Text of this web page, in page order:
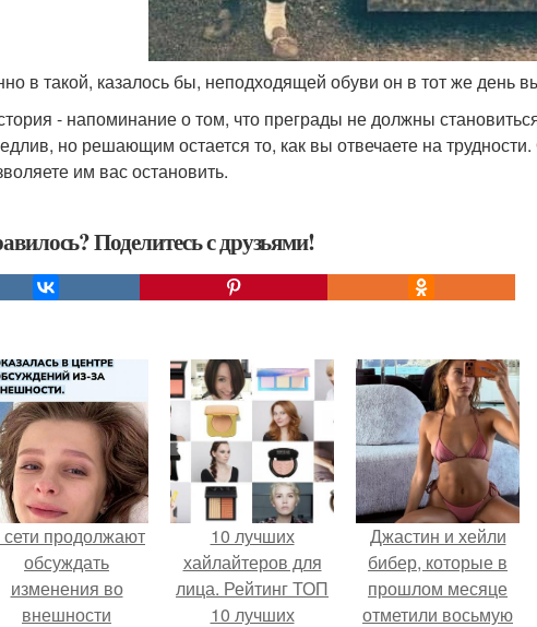
в такой, казалось бы, неподходящей обуви он в тот же день
- напоминание о том, что преграды не должны
но решающим остается то, как вы отвечаете на
им вас остановить.
Поделитесь с друзьями!
продолжают
обсуждать
изменения во
внешности
10 лучших
хайлайтеров для
лица. Рейтинг ТОП
10 лучших
Джастин и хейли
бибер, которые в
прошлом месяце
отметили восьмую